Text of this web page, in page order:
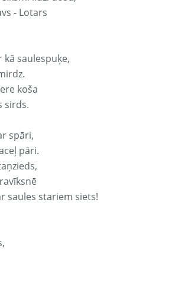
- Lotars
kā saulespuķe,
koša
sirds.
spāri,
pāri.
saules stariem siets!